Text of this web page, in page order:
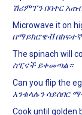
ሽሪምፕን በባተር
Microwave it on
በማይክሮዌቭ
The spinach will
ስፒናች ይቀመጣል።
Can you flip the
እንቁላሉን ሳይሰበር
Cook until golden